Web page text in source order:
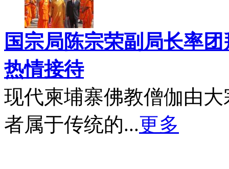
国宗局陈宗荣副局长率
热情接待
现代柬埔寨佛教僧伽由
者属于传统的...更多